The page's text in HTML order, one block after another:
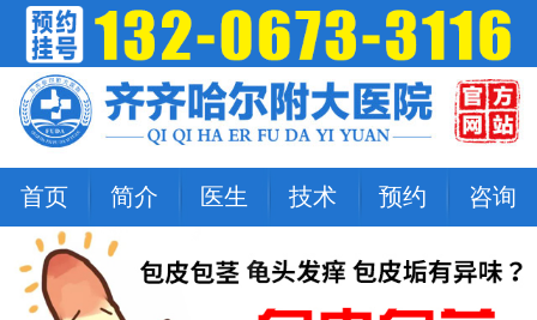
首页 简介 医生 技术 预约 咨询